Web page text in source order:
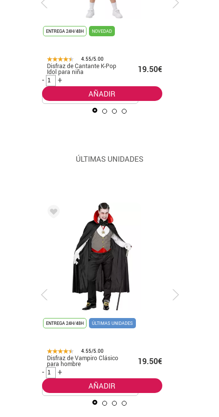
ENTREGA 24H/48H NOVEDAD
4.55/5.00
Disfraz de Cantante K-Pop
Idol para niña
19.50€
-
+
AÑADIR
ÚLTIMAS UNIDADES
ENTREGA 24H/48H ÚLTIMAS UNIDADES
4.55/5.00
Disfraz de Vampiro Clásico
para hombre
19.50€
-
+
AÑADIR